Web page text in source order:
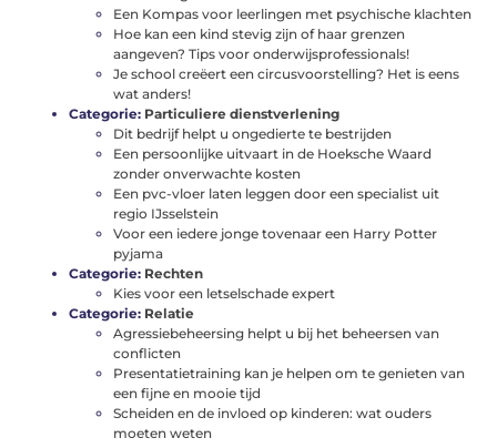
Een Kompas voor leerlingen met psychische klachten
Hoe kan een kind stevig zijn of haar grenzen
aangeven? Tips voor onderwijsprofessionals!
Je school creëert een circusvoorstelling? Het is eens
wat anders!
Categorie: Particuliere dienstverlening
Dit bedrijf helpt u ongedierte te bestrijden
Een persoonlijke uitvaart in de Hoeksche Waard
zonder onverwachte kosten
Een pvc-vloer laten leggen door een specialist uit
regio IJsselstein
Voor een iedere jonge tovenaar een Harry Potter
pyjama
Categorie: Rechten
Kies voor een letselschade expert
Categorie: Relatie
Agressiebeheersing helpt u bij het beheersen van
conflicten
Presentatietraining kan je helpen om te genieten van
een fijne en mooie tijd
Scheiden en de invloed op kinderen: wat ouders
moeten weten